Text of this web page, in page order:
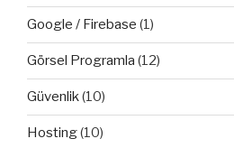
Google / Firebase (1)
Görsel Programla (12)
Güvenlik(10)
Hosting(10)